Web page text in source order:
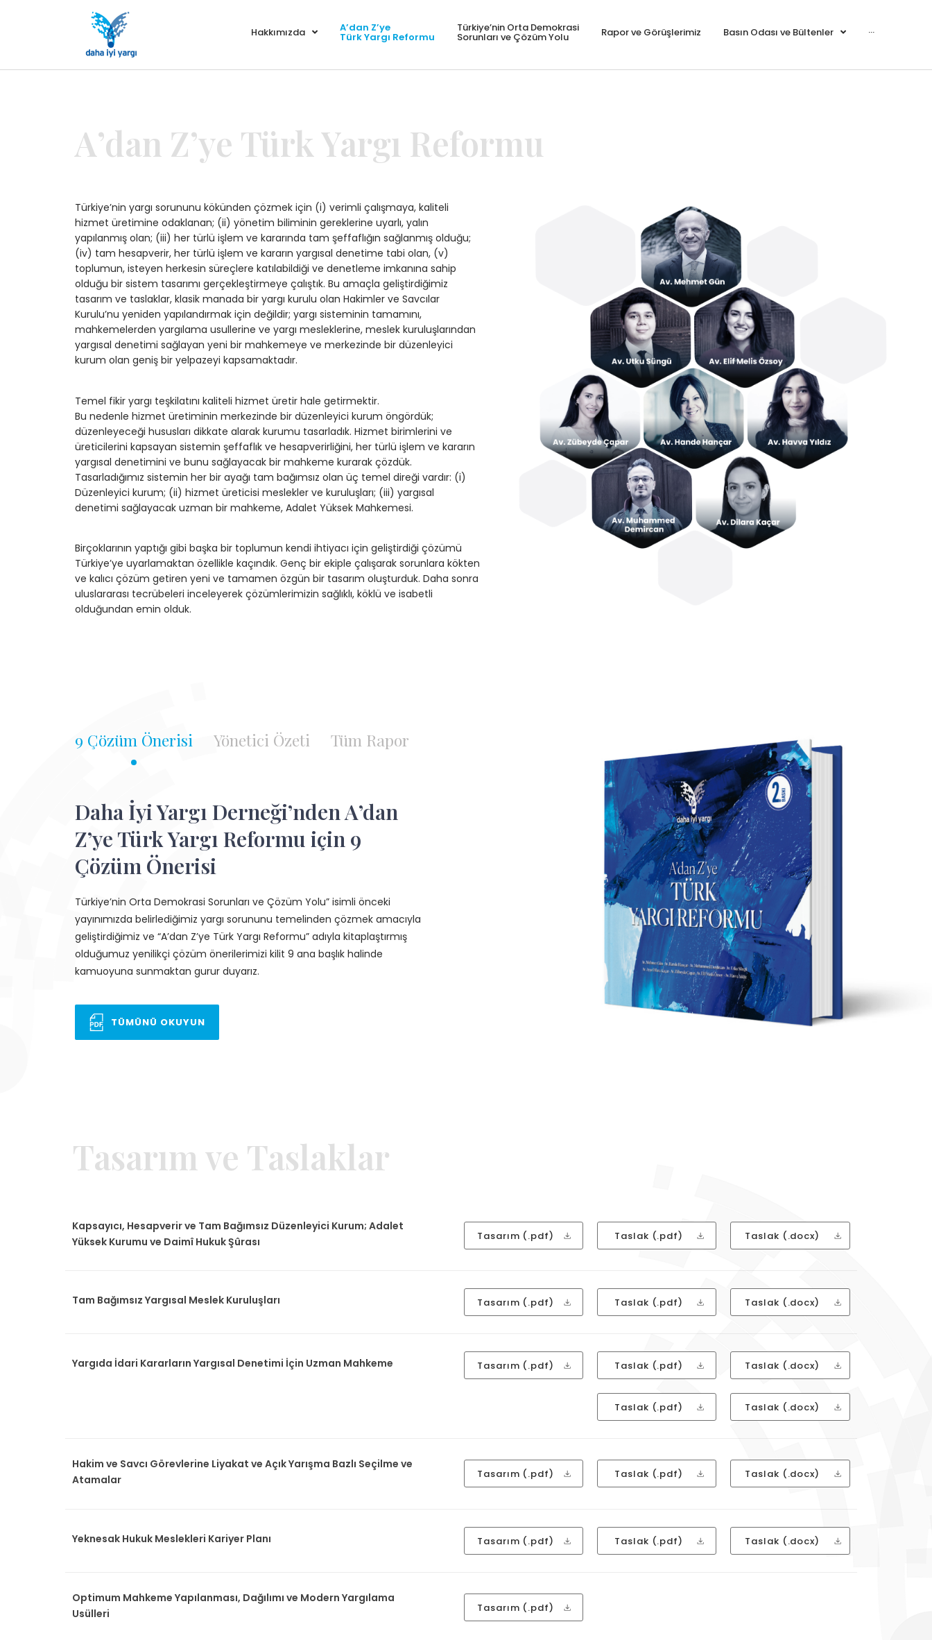
Hakkımızda A’dan Z’ye
Türk Yargı Reformu
Türkiye’nin Orta Demokrasi
Sorunları ve Çözüm Yolu Rapor ve Görüşlerimiz Basın Odası ve Bültenler ···
A’dan Z’ye Türk Yargı Reformu
Türkiye’nin yargı sorununu kökünden çözmek için (i) verimli çalışmaya, kaliteli
hizmet üretimine odaklanan; (ii) yönetim biliminin gereklerine uyarlı, yalın
yapılanmış olan; (iii) her türlü işlem ve kararında tam şeffaflığın sağlanmış olduğu;
(iv) tam hesapverir, her türlü işlem ve kararın yargısal denetime tabi olan, (v)
toplumun, isteyen herkesin süreçlere katılabildiği ve denetleme imkanına sahip
olduğu bir sistem tasarımı gerçekleştirmeye çalıştık. Bu amaçla geliştirdiğimiz
tasarım ve taslaklar, klasik manada bir yargı kurulu olan Hakimler ve Savcılar
Kurulu’nu yeniden yapılandırmak için değildir; yargı sisteminin tamamını,
mahkemelerden yargılama usullerine ve yargı mesleklerine, meslek kuruluşlarından
yargısal denetimi sağlayan yeni bir mahkemeye ve merkezinde bir düzenleyici
kurum olan geniş bir yelpazeyi kapsamaktadır.
Temel fikir yargı teşkilatını kaliteli hizmet üretir hale getirmektir.
Bu nedenle hizmet üretiminin merkezinde bir düzenleyici kurum öngördük;
düzenleyeceği hususları dikkate alarak kurumu tasarladık. Hizmet birimlerini ve
üreticilerini kapsayan sistemin şeffaflık ve hesapverirliğini, her türlü işlem ve kararın
yargısal denetimini ve bunu sağlayacak bir mahkeme kurarak çözdük.
Tasarladığımız sistemin her bir ayağı tam bağımsız olan üç temel direği vardır: (i)
Düzenleyici kurum; (ii) hizmet üreticisi meslekler ve kuruluşları; (iii) yargısal
denetimi sağlayacak uzman bir mahkeme, Adalet Yüksek Mahkemesi.
Birçoklarının yaptığı gibi başka bir toplumun kendi ihtiyacı için geliştirdiği çözümü
Türkiye’ye uyarlamaktan özellikle kaçındık. Genç bir ekiple çalışarak sorunlara kökten
ve kalıcı çözüm getiren yeni ve tamamen özgün bir tasarım oluşturduk. Daha sonra
uluslararası tecrübeleri inceleyerek çözümlerimizin sağlıklı, köklü ve isabetli
olduğundan emin olduk.
9 Çözüm Önerisi Yönetici Özeti Tüm Rapor
Daha İyi Yargı Derneği’nden A’dan
Z’ye Türk Yargı Reformu için 9
Çözüm Önerisi
Türkiye’nin Orta Demokrasi Sorunları ve Çözüm Yolu” isimli önceki
yayınımızda belirlediğimiz yargı sorununu temelinden çözmek amacıyla
geliştirdiğimiz ve “A’dan Z’ye Türk Yargı Reformu” adıyla kitaplaştırmış
olduğumuz yenilikçi çözüm önerilerimizi kilit 9 ana başlık halinde
kamuoyuna sunmaktan gurur duyarız.
TÜMÜNÜ OKUYUN
Tasarım ve Taslaklar
Kapsayıcı, Hesapverir ve Tam Bağımsız Düzenleyici Kurum; Adalet
Yüksek Kurumu ve Daimî Hukuk Şûrası
Tasarım (.pdf) Taslak (.pdf) Taslak (.docx)
Tam Bağımsız Yargısal Meslek Kuruluşları Tasarım (.pdf) Taslak (.pdf) Taslak (.docx)
Yargıda İdari Kararların Yargısal Denetimi İçin Uzman Mahkeme Tasarım (.pdf) Taslak (.pdf) Taslak (.docx)
Taslak (.pdf) Taslak (.docx)
Hakim ve Savcı Görevlerine Liyakat ve Açık Yarışma Bazlı Seçilme ve
Atamalar
Tasarım (.pdf) Taslak (.pdf) Taslak (.docx)
Yeknesak Hukuk Meslekleri Kariyer Planı Tasarım (.pdf) Taslak (.pdf) Taslak (.docx)
Optimum Mahkeme Yapılanması, Dağılımı ve Modern Yargılama
Usülleri
Tasarım (.pdf)